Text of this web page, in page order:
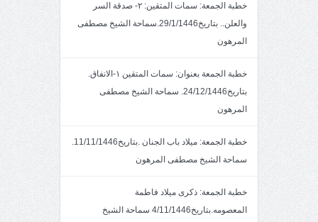
خطبة الجمعة: سمات المتقين: ٢- صدقة السر
والعلن.. بتاريخ29/1/1446.سماحة الشيخ مصطفى
المرهون
خطبة الجمعة بعنوان: سمات المتقين ١-الانفاق.
بتاريخ24/12/1446. سماحة الشيخ مصطفى
المرهون
خطبة الجمعة: ميلاد باب الجنان .بتاريخ11/11/1446.
سماحة الشيخ مصطفى المرهون
خطبة الجمعة: ذكرى ميلاد فاطمة
المعصومه.بتاريخ4/11/1446 سماحة الشيخ